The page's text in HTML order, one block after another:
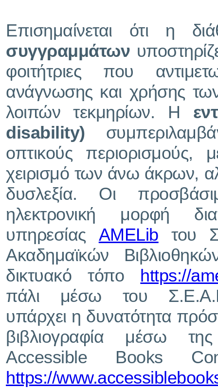
Επισημαίνεται ότι η
συγγραμμάτων
φοιτήτριες που
ανάγνωσης και χρήσης
λοιπών τεκμηρίων. Η
disability)
οπτικούς περιορισμούς,
χειρισμό των άνω άκρων,
δυσλεξία. Οι
ηλεκτρονική μορφή
υπηρεσίας AMELib του
Ακαδημαϊκών
δικτυακό τόπο https://
πάλι μέσω του
υπάρχει η δυνατότητα
βιβλιογραφία μέσω
Accessible Books
https://